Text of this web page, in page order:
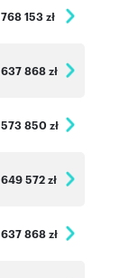
768 153 zł
637 868 zł
573 850 zł
649 572 zł
637 868 zł